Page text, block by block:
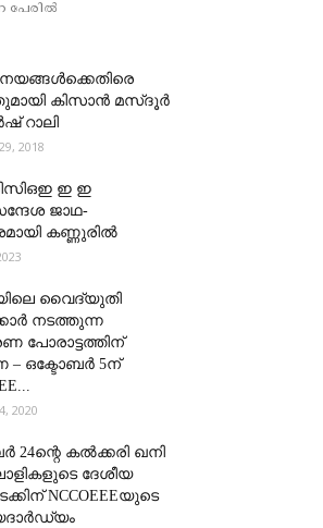
പേരില്‍
നയങ്ങള്‍ക്കെതിരെ
കിസാന്‍ മസ്ദൂര്‍
റാലി
2018
ഇ ഇ
ജാഥ-
കണ്ണുരില്‍
വൈദ്യുതി
നടത്തുന്ന
പോരാട്ടത്തിന്
– ഒക്ടോബര്‍ 5ന്
2020
24ന്റെ കൽക്കരി ഖനി
ദേശീയ
NCCOEEEയുടെ